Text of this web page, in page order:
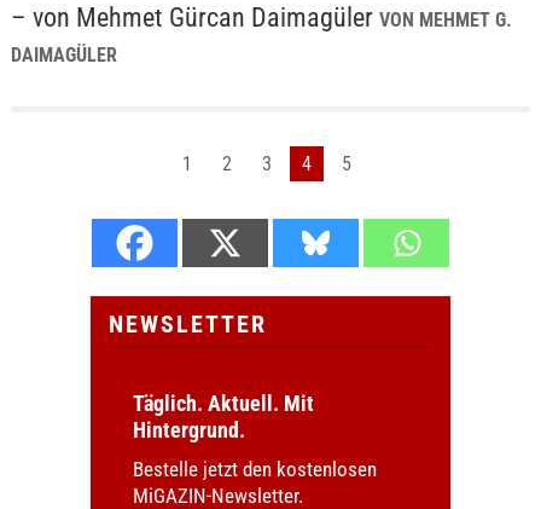
– von Mehmet Gürcan Daimagüler VON MEHMET G.
DAIMAGÜLER
1 2 3 4 5
NEWSLETTER
Täglich. Aktuell. Mit
Hintergrund.
Bestelle jetzt den kostenlosen
MiGAZIN-Newsletter.